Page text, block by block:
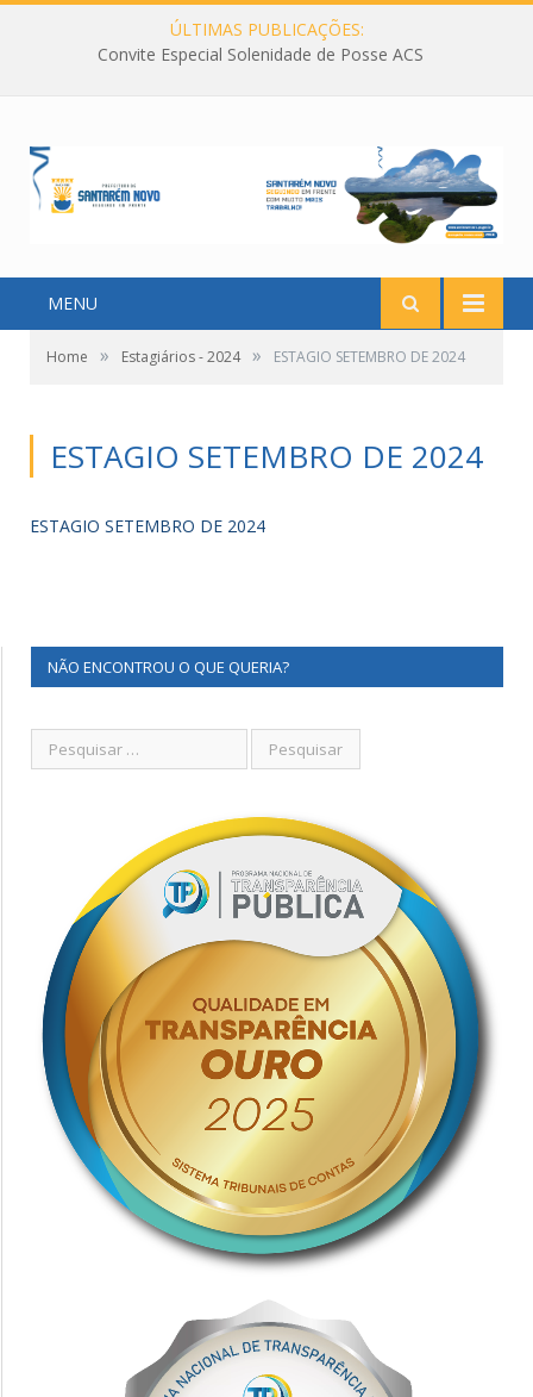
ÚLTIMAS PUBLICAÇÕES:
Convite Especial Solenidade de Posse ACS
MENU
Home » Estagiários - 2024 » ESTAGIO SETEMBRO DE 2024
ESTAGIO SETEMBRO DE 2024
ESTAGIO SETEMBRO DE 2024
NÃO ENCONTROU O QUE QUERIA?